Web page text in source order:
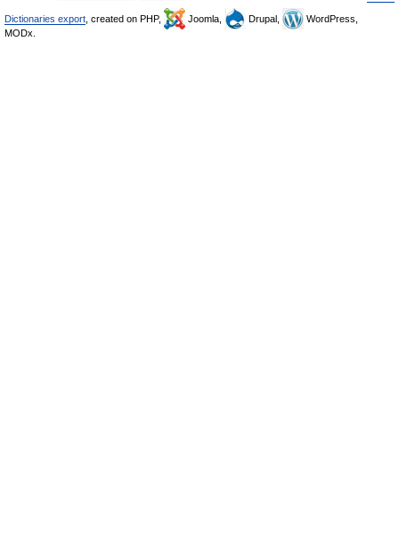
Dictionaries export , created on PHP, Joomla, Drupal,
WordPress,
MODx.